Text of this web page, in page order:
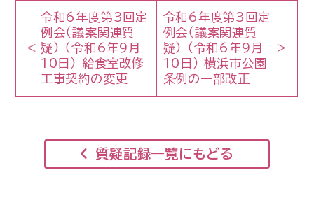
令和6年度第3回定
例会（議案関連質
疑） （令和6年9月
10日） 給食室改修
工事契約の変更
令和6年度第3回定
例会（議案関連質
疑） （令和6年9月
10日） 横浜市公園
条例の一部改正
質疑記録一覧にもどる